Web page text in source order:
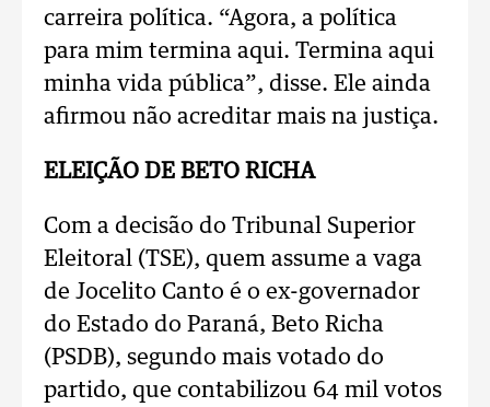
carreira política. “Agora, a política
para mim termina aqui. Termina aqui
minha vida pública”, disse. Ele ainda
afirmou não acreditar mais na justiça.
ELEIÇÃO DE BETO RICHA
Com a decisão do Tribunal Superior
Eleitoral (TSE), quem assume a vaga
de Jocelito Canto é o ex-governador
do Estado do Paraná, Beto Richa
(PSDB), segundo mais votado do
partido, que contabilizou 64 mil votos